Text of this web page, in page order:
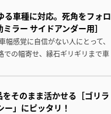
る車種に対応。死角をフォロ
ラー サイドアンダー用］
感覚に自信がない人にとって、
での幅寄せ、縁石ギリギリまで車
そのまま活かせる［ゴリラ
」にピッタリ！